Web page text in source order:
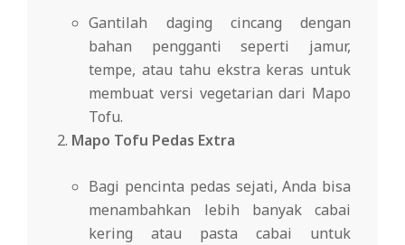
Gantilah daging cincang dengan
bahan pengganti seperti jamur,
tempe, atau tahu ekstra keras untuk
membuat versi vegetarian dari Mapo
Tofu.
Mapo Tofu Pedas Extra
Bagi pencinta pedas sejati, Anda bisa
menambahkan lebih banyak cabai
kering atau pasta cabai untuk